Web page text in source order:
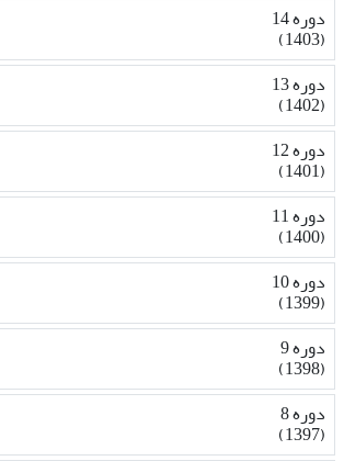
دوره 14
(1403)
دوره 13
(1402)
دوره 12
(1401)
دوره 11
(1400)
دوره 10
(1399)
دوره 9
(1398)
دوره 8
(1397)